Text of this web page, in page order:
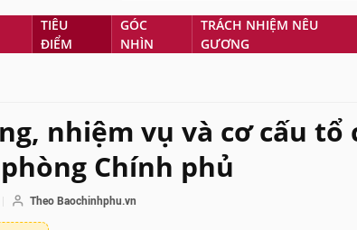
TIÊU
ĐIỂM
GÓC
NHÌN
TRÁCH NHIỆM NÊU
GƯƠNG
nhiệm vụ và cơ cấu tổ
Chính phủ
Theo Baochinhphu.vn